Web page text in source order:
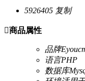
5926405 复制
商品属性
品牌
语言PHP
数据库